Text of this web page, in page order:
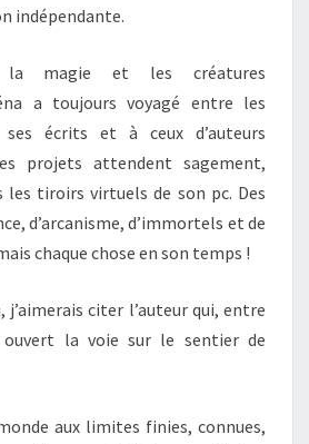
indépendante.
la magie et les créatures
a toujours voyagé entre les
écrits et à ceux d’auteurs
projets attendent sagement,
les tiroirs virtuels de son pc. Des
d’arcanisme, d’immortels et de
chaque chose en son temps !
citer l’auteur qui, entre
la voie sur le sentier de
aux limites finies, connues,